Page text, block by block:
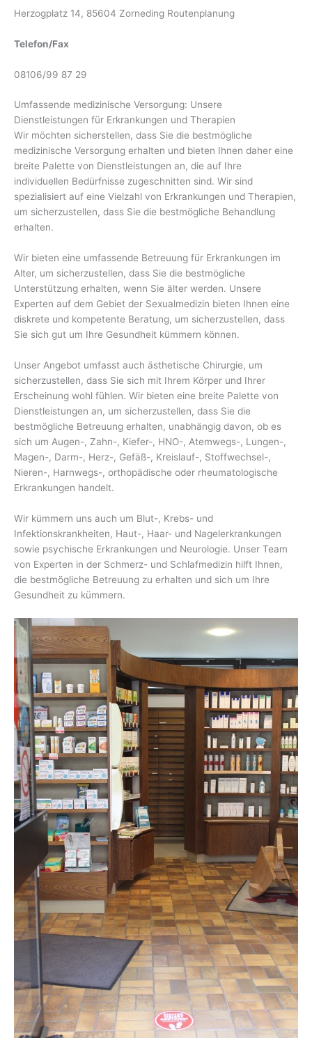
Herzogplatz 14, 85604 Zorneding Routenplanung
Telefon/Fax
08106/99 87 29
Umfassende medizinische Versorgung: Unsere
Dienstleistungen für Erkrankungen und Therapien
Wir möchten sicherstellen, dass Sie die bestmögliche
medizinische Versorgung erhalten und bieten Ihnen daher eine
breite Palette von Dienstleistungen an, die auf Ihre
individuellen Bedürfnisse zugeschnitten sind. Wir sind
spezialisiert auf eine Vielzahl von Erkrankungen und Therapien,
um sicherzustellen, dass Sie die bestmögliche Behandlung
erhalten.
Wir bieten eine umfassende Betreuung für Erkrankungen im
Alter, um sicherzustellen, dass Sie die bestmögliche
Unterstützung erhalten, wenn Sie älter werden. Unsere
Experten auf dem Gebiet der Sexualmedizin bieten Ihnen eine
diskrete und kompetente Beratung, um sicherzustellen, dass
Sie sich gut um Ihre Gesundheit kümmern können.
Unser Angebot umfasst auch ästhetische Chirurgie, um
sicherzustellen, dass Sie sich mit Ihrem Körper und Ihrer
Erscheinung wohl fühlen. Wir bieten eine breite Palette von
Dienstleistungen an, um sicherzustellen, dass Sie die
bestmögliche Betreuung erhalten, unabhängig davon, ob es
sich um Augen-, Zahn-, Kiefer-, HNO-, Atemwegs-, Lungen-,
Magen-, Darm-, Herz-, Gefäß-, Kreislauf-, Stoffwechsel-,
Nieren-, Harnwegs-, orthopädische oder rheumatologische
Erkrankungen handelt.
Wir kümmern uns auch um Blut-, Krebs- und
Infektionskrankheiten, Haut-, Haar- und Nagelerkrankungen
sowie psychische Erkrankungen und Neurologie. Unser Team
von Experten in der Schmerz- und Schlafmedizin hilft Ihnen,
die bestmögliche Betreuung zu erhalten und sich um Ihre
Gesundheit zu kümmern.